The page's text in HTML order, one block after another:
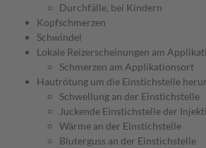
Durchfälle, bei Kindern
Kopfschmerzen
Schwindel
Lokale Reizerscheinungen am
Schmerzen am Applikationsort
Hautrötung um die Einstichstelle
Schwellung an der Einstichstelle
Juckende Einstichstelle der
Wärme an der Einstichstelle
Bluterguss an der Einstichstelle